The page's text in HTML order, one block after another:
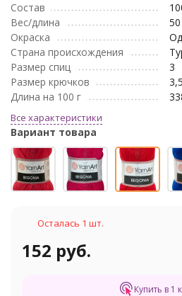
Состав
Вес/длина
Окраска
Страна происхождения
Размер спиц
3
Размер крючков
3,5
Длина на 100 г
Все характеристики
Вариант товара
Осталась 1 шт.
152 руб.
Купить в 1